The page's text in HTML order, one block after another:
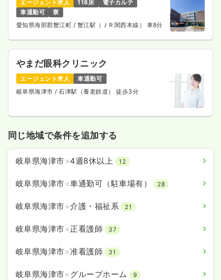
エージェント求人 118床
電子カルテ
車通勤可
寮
愛知県海部郡蟹江町 / 蟹江駅（ＪＲ関西本線） 車8分
やまだ眼科クリニック
エージェント求人
車通勤可
岐阜県海津市 / 石津駅（養老鉄道） 徒歩3分
同じ地域で条件を追加する
岐阜県海津市×4週8休以上 12
岐阜県海津市×車通勤可（駐車場有） 28
岐阜県海津市×介護・福祉系 21
岐阜県海津市×正看護師 37
岐阜県海津市×准看護師 31
岐阜県海津市×グループホーム 9